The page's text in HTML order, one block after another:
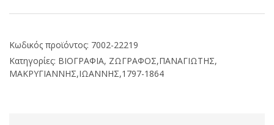
Κωδικός προϊόντος: 7002-22219
Κατηγορίες: ΒΙΟΓΡΑΦΙΑ, ΖΩΓΡΑΦΟΣ,ΠΑΝΑΓΙΩΤΗΣ,
ΜΑΚΡΥΓΙΑΝΝΗΣ,ΙΩΑΝΝΗΣ,1797-1864